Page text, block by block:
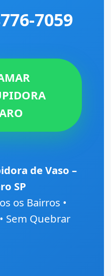
7059
de Vaso –
SP
os Bairros •
Sem Quebrar